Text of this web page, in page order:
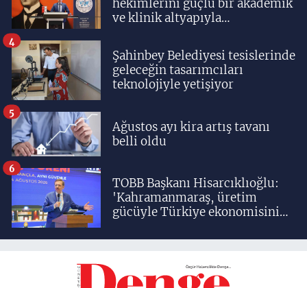
hekimlerini güçlü bir akademik
ve klinik altyapıyla
Şahinbey Belediyesi tesislerinde
geleceğin tasarımcıları
teknolojiyle yetişiyor
4
Ağustos ayı kira artış tavanı
belli oldu
5
TOBB Başkanı Hisarcıklıoğlu:
'Kahramanmaraş, üretim
gücüyle Türkiye ekonomisinin
birisidir'
6